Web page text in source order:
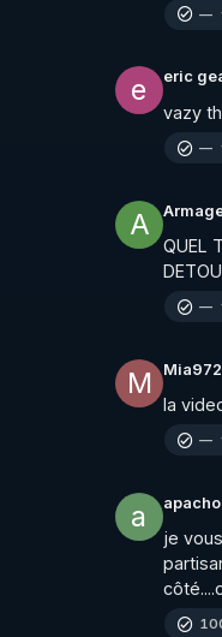
▶
▶Twitter :
—
e eric
vazy
—
A
QUEL
—
M Mia972
la
—
a
je